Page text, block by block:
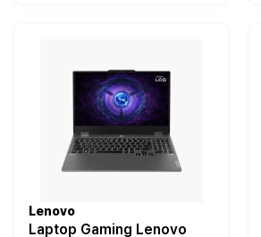
Lenovo
Laptop Gaming Lenovo